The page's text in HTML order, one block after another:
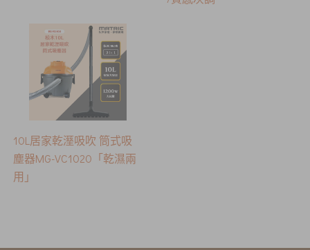
10L居家乾溼吸吹 筒式吸
塵器MG-VC1020「乾濕兩
用」